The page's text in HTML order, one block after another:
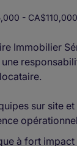
-
Immobilier
sur site
à fort impact